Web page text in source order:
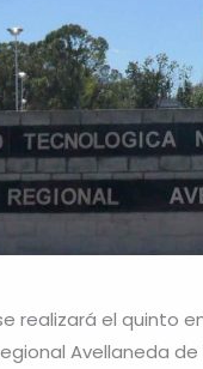
realizará el quinto
Avellaneda